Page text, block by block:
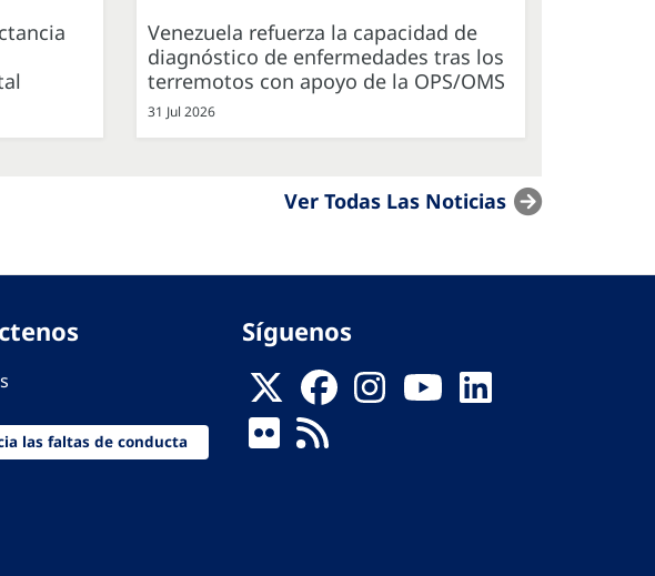
Venezuela refuerza la capacidad de
diagnóstico de enfermedades tras los
terremotos con apoyo de la OPS/OMS
31 Jul 2026
Ver Todas Las Noticias
las faltas de conducta
Síguenos